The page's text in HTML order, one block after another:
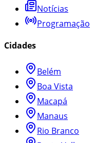
Notícias
Programação
Cidades
Belém
Boa Vista
Macapá
Manaus
Rio Branco